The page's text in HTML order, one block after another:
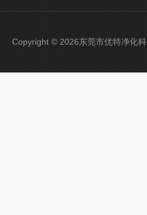
Copyright © 2026东莞市优特净化